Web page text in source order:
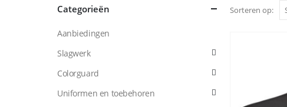
Sorteren op:
Categorieën
Aanbiedingen
Slagwerk
Colorguard
Uniformen en toebehoren